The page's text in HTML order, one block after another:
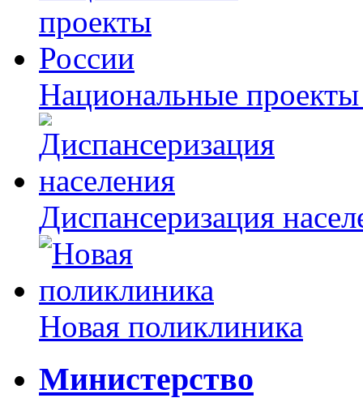
Национальные
Диспансеризация
Новая поликлиника
Министерство